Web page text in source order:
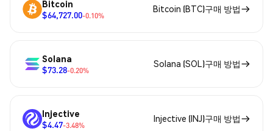
Bitcoin
$64,727.00-0.10%
Bitcoin (BTC)구매 방법
Solana
$73.28-0.20%
Solana (SOL)구매 방법
Injective
$4.47-3.48%
Injective (INJ)구매 방법